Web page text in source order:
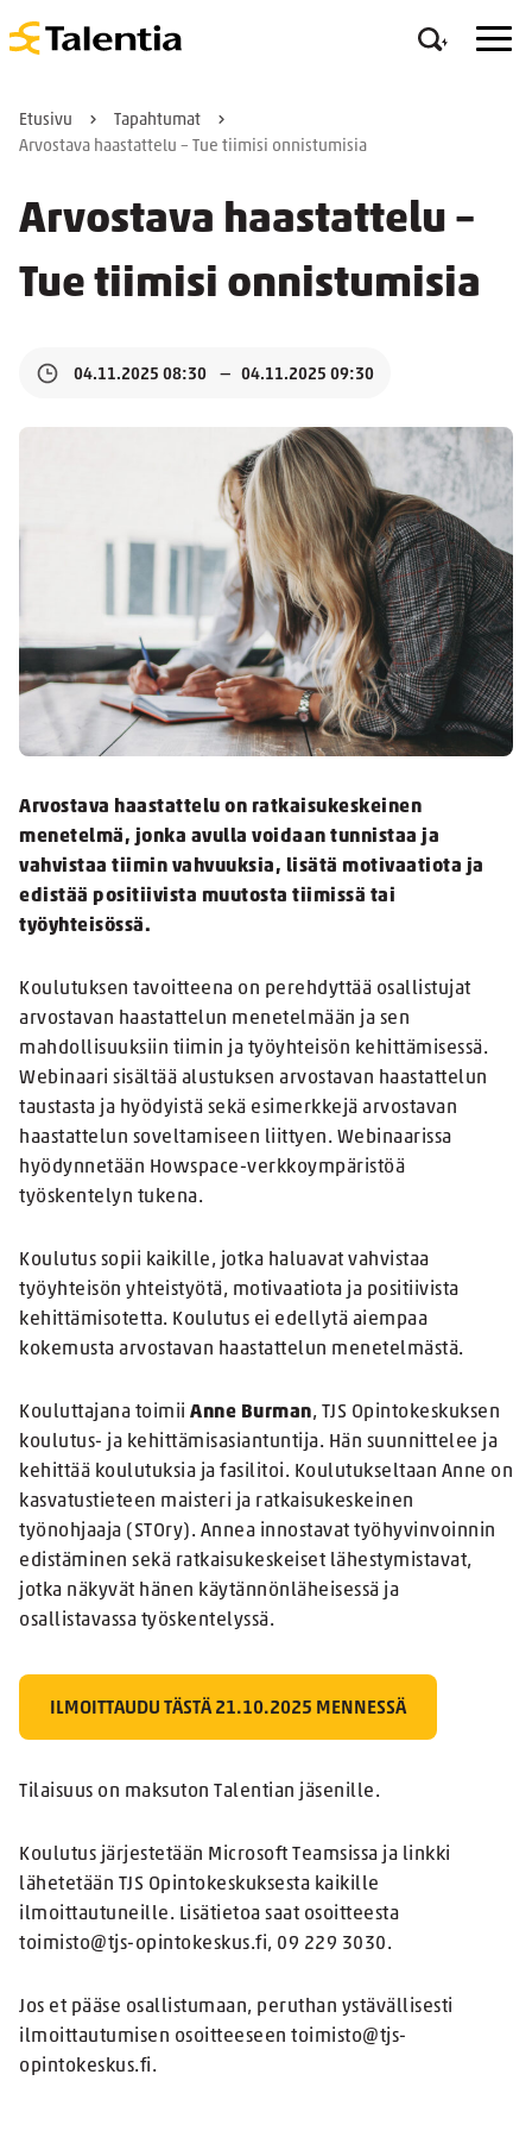
Etusivu
Tapahtumat
Arvostava haastattelu – Tue tiimisi onnistumisia
Arvostava haastattelu –
Tue tiimisi onnistumisia
04.11.2025 08:30 04.11.2025 09:30
Arvostava haastattelu on ratkaisukeskeinen
menetelmä, jonka avulla voidaan tunnistaa ja
vahvistaa tiimin vahvuuksia, lisätä motivaatiota ja
edistää positiivista muutosta tiimissä tai
työyhteisössä.
Koulutuksen tavoitteena on perehdyttää osallistujat
arvostavan haastattelun menetelmään ja sen
mahdollisuuksiin tiimin ja työyhteisön kehittämisessä.
Webinaari sisältää alustuksen arvostavan haastattelun
taustasta ja hyödyistä sekä esimerkkejä arvostavan
haastattelun soveltamiseen liittyen. Webinaarissa
hyödynnetään Howspace-verkkoympäristöä
työskentelyn tukena.
Koulutus sopii kaikille, jotka haluavat vahvistaa
työyhteisön yhteistyötä, motivaatiota ja positiivista
kehittämisotetta. Koulutus ei edellytä aiempaa
kokemusta arvostavan haastattelun menetelmästä.
Kouluttajana toimii Anne Burman, TJS Opintokeskuksen
koulutus- ja kehittämisasiantuntija. Hän suunnittelee ja
kehittää koulutuksia ja fasilitoi. Koulutukseltaan Anne on
kasvatustieteen maisteri ja ratkaisukeskeinen
työnohjaaja (STOry). Annea innostavat työhyvinvoinnin
edistäminen sekä ratkaisukeskeiset lähestymistavat,
jotka näkyvät hänen käytännönläheisessä ja
osallistavassa työskentelyssä.
ILMOITTAUDU TÄSTÄ 21.10.2025 MENNESSÄ
Tilaisuus on maksuton Talentian jäsenille.
Koulutus järjestetään Microsoft Teamsissa ja linkki
lähetetään TJS Opintokeskuksesta kaikille
ilmoittautuneille. Lisätietoa saat osoitteesta
toimisto@tjs-opintokeskus.fi, 09 229 3030.
Jos et pääse osallistumaan, peruthan ystävällisesti
ilmoittautumisen osoitteeseen toimisto@tjs-
opintokeskus.fi.